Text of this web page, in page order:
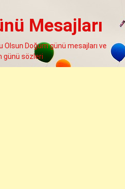
Mesajları
Olsun Doğum günü mesajları ve
günü sözleri